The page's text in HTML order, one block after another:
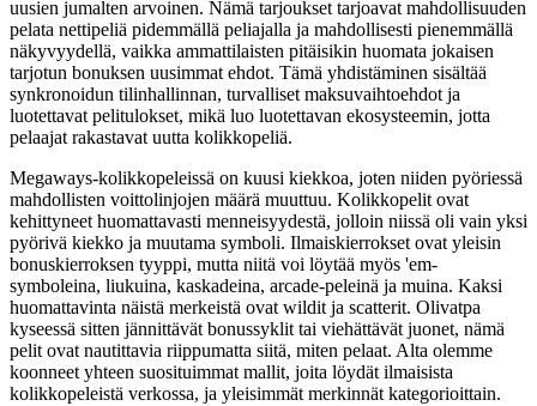
uusien jumalten arvoinen. Nämä tarjoukset tarjoavat mahdollisuuden
pelata nettipeliä pidemmällä peliajalla ja mahdollisesti pienemmällä
näkyvyydellä, vaikka ammattilaisten pitäisikin huomata jokaisen
tarjotun bonuksen uusimmat ehdot. Tämä yhdistäminen sisältää
synkronoidun tilinhallinnan, turvalliset maksuvaihtoehdot ja
luotettavat pelitulokset, mikä luo luotettavan ekosysteemin, jotta
pelaajat rakastavat uutta kolikkopeliä.
Megaways-kolikkopeleissä on kuusi kiekkoa, joten niiden pyöriessä
mahdollisten voittolinjojen määrä muuttuu. Kolikkopelit ovat
kehittyneet huomattavasti menneisyydestä, jolloin niissä oli vain yksi
pyörivä kiekko ja muutama symboli. Ilmaiskierrokset ovat yleisin
bonuskierroksen tyyppi, mutta niitä voi löytää myös 'em-
symboleina, liukuina, kaskadeina, arcade-peleinä ja muina. Kaksi
huomattavinta näistä merkeistä ovat wildit ja scatterit. Olivatpa
kyseessä sitten jännittävät bonussyklit tai viehättävät juonet, nämä
pelit ovat nautittavia riippumatta siitä, miten pelaat. Alta olemme
koonneet yhteen suosituimmat mallit, joita löydät ilmaisista
kolikkopeleistä verkossa, ja yleisimmät merkinnät kategorioittain.